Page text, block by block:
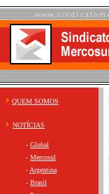
QUEM SOMOS
NOTÍCIAS
- Global
- Mercosul
- Argentina
- Brasil